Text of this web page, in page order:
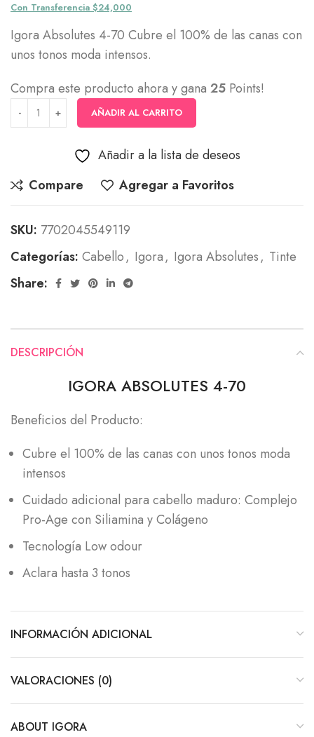
Con Transferencia $24,000
Igora Absolutes 4-70 Cubre el 100% de las canas con
unos tonos moda intensos.
Compra este producto ahora y gana 25 Points!
AÑADIR AL CARRITO
Añadir a la lista de deseos
Compare
Agregar a Favoritos
SKU: 7702045549119
Categorías: Cabello, Igora, Igora Absolutes, Tinte
Share:
DESCRIPCIÓN
IGORA ABSOLUTES 4-70
Beneficios del Producto:
Cubre el 100% de las canas con unos tonos moda
intensos
Cuidado adicional para cabello maduro: Complejo
Pro-Age con Siliamina y Colágeno
Tecnología Low odour
Aclara hasta 3 tonos
INFORMACIÓN ADICIONAL
VALORACIONES (0)
ABOUT IGORA